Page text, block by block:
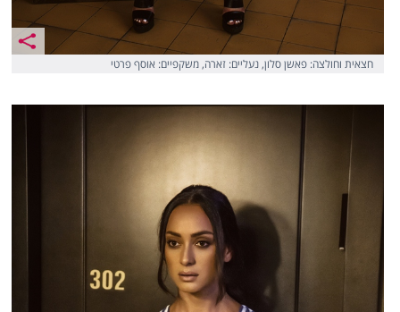
חצאית וחולצה: פאשן סלון, נעליים: זארה, משקפיים: אוסף פרטי